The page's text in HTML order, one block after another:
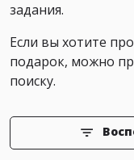
задания.
Если вы хотите
подарок, можно
поиску.